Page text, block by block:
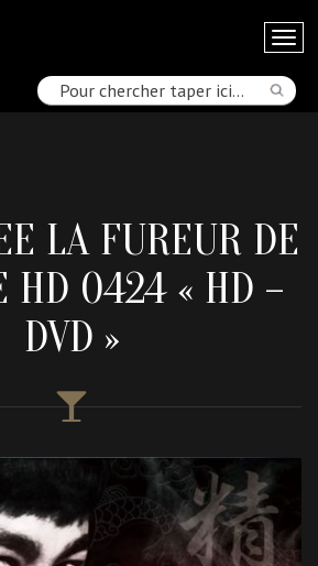
LA FUREUR DE
HD 0424 « HD –
DVD »